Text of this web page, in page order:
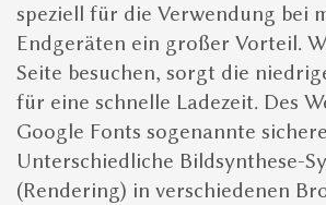
speziell für die Verwendung bei
Endgeräten ein großer Vorteil.
Seite besuchen, sorgt die
für eine schnelle Ladezeit. Des
Google Fonts sogenannte
Unterschiedliche Bildsynthese-
(Rendering) in verschiedenen